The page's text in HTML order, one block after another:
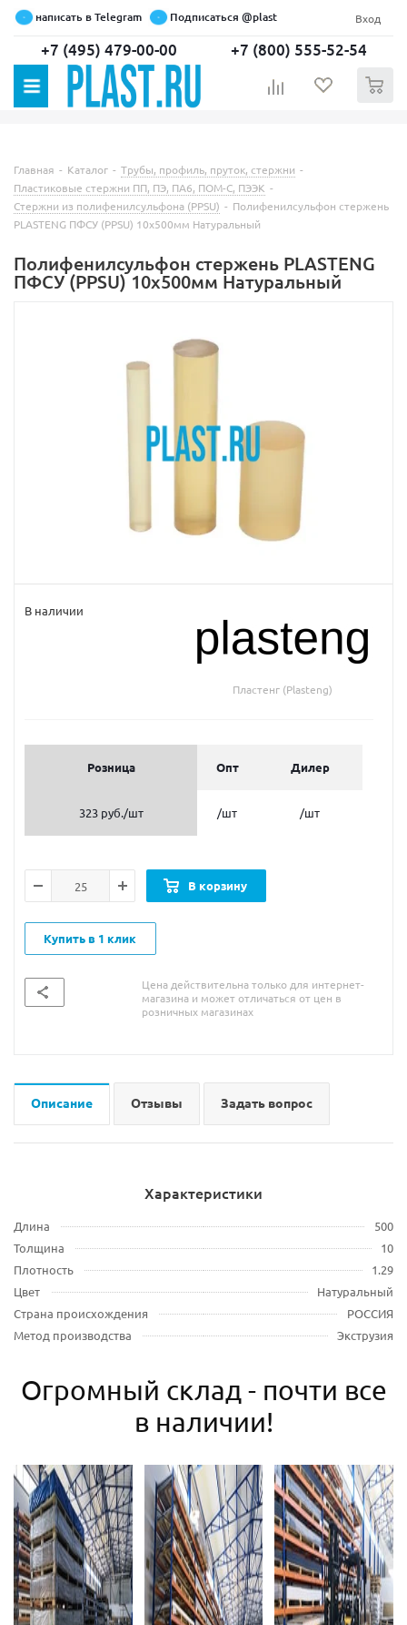
написать в Telegram Подписаться @plast Вход
+7 (495) 479-00-00 +7 (800) 555-52-54
Главная - Каталог - Трубы, профиль, пруток, стержни -
Пластиковые стержни ПП, ПЭ, ПА6, ПОМ-С, ПЭЭК -
Стержни из полифенилсульфона (PPSU) - Полифенилсульфон стержень
PLASTENG ПФСУ (PPSU) 10х500мм Натуральный
Полифенилсульфон стержень PLASTENG
ПФСУ (PPSU) 10х500мм Натуральный
В наличии
Пластенг (Plasteng)
Розница Опт Дилер
323 руб./шт /шт /шт
В корзину
Купить в 1 клик
Цена действительна только для интернет-
магазина и может отличаться от цен в
розничных магазинах
Описание Отзывы Задать вопрос
Характеристики
Длина
500
Толщина
10
Плотность
1.29
Цвет
Натуральный
Страна происхождения
РОССИЯ
Метод производства
Экструзия
Огромный склад - почти все
в наличии!